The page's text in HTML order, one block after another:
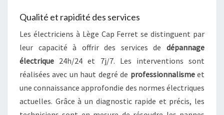
Qualité et rapidité des services
Les électriciens à Lège Cap Ferret se distinguent par
leur capacité à offrir des services de dépannage
électrique 24h/24 et 7j/7. Les interventions sont
réalisées avec un haut degré de professionnalismeet
une connaissance approfondie des normes électriques
actuelles. Grâce à un diagnostic rapide et précis, les